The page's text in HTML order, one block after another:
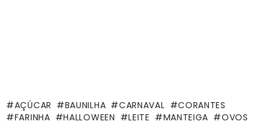
AÇÚCAR BAUNILHA CARNAVAL
CORANTES
FARINHA
HALLOWEEN LEITE MANTEIGA OVOS